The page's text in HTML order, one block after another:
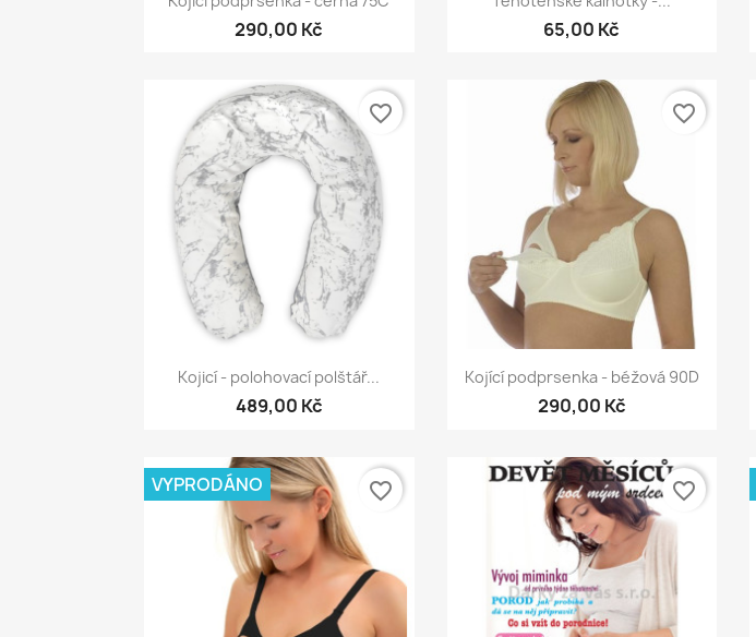
290,00 Kč 65,00 Kč
Rychlý náhled
Kojicí - polohovací polštář...
489,00 Kč
favorite_border
Rychlý náhled
Kojící podprsenka - béžová 90D
290,00 Kč
favorite_border
VYPRODÁNO favorite_border favorite_border